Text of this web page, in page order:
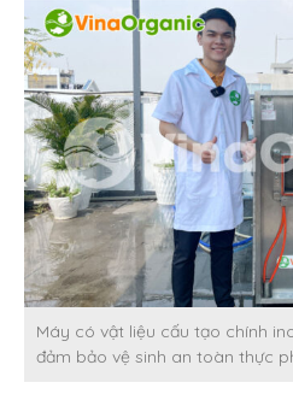
Máy có vật liệu cấu tạo chính
đảm bảo vệ sinh an toàn thực